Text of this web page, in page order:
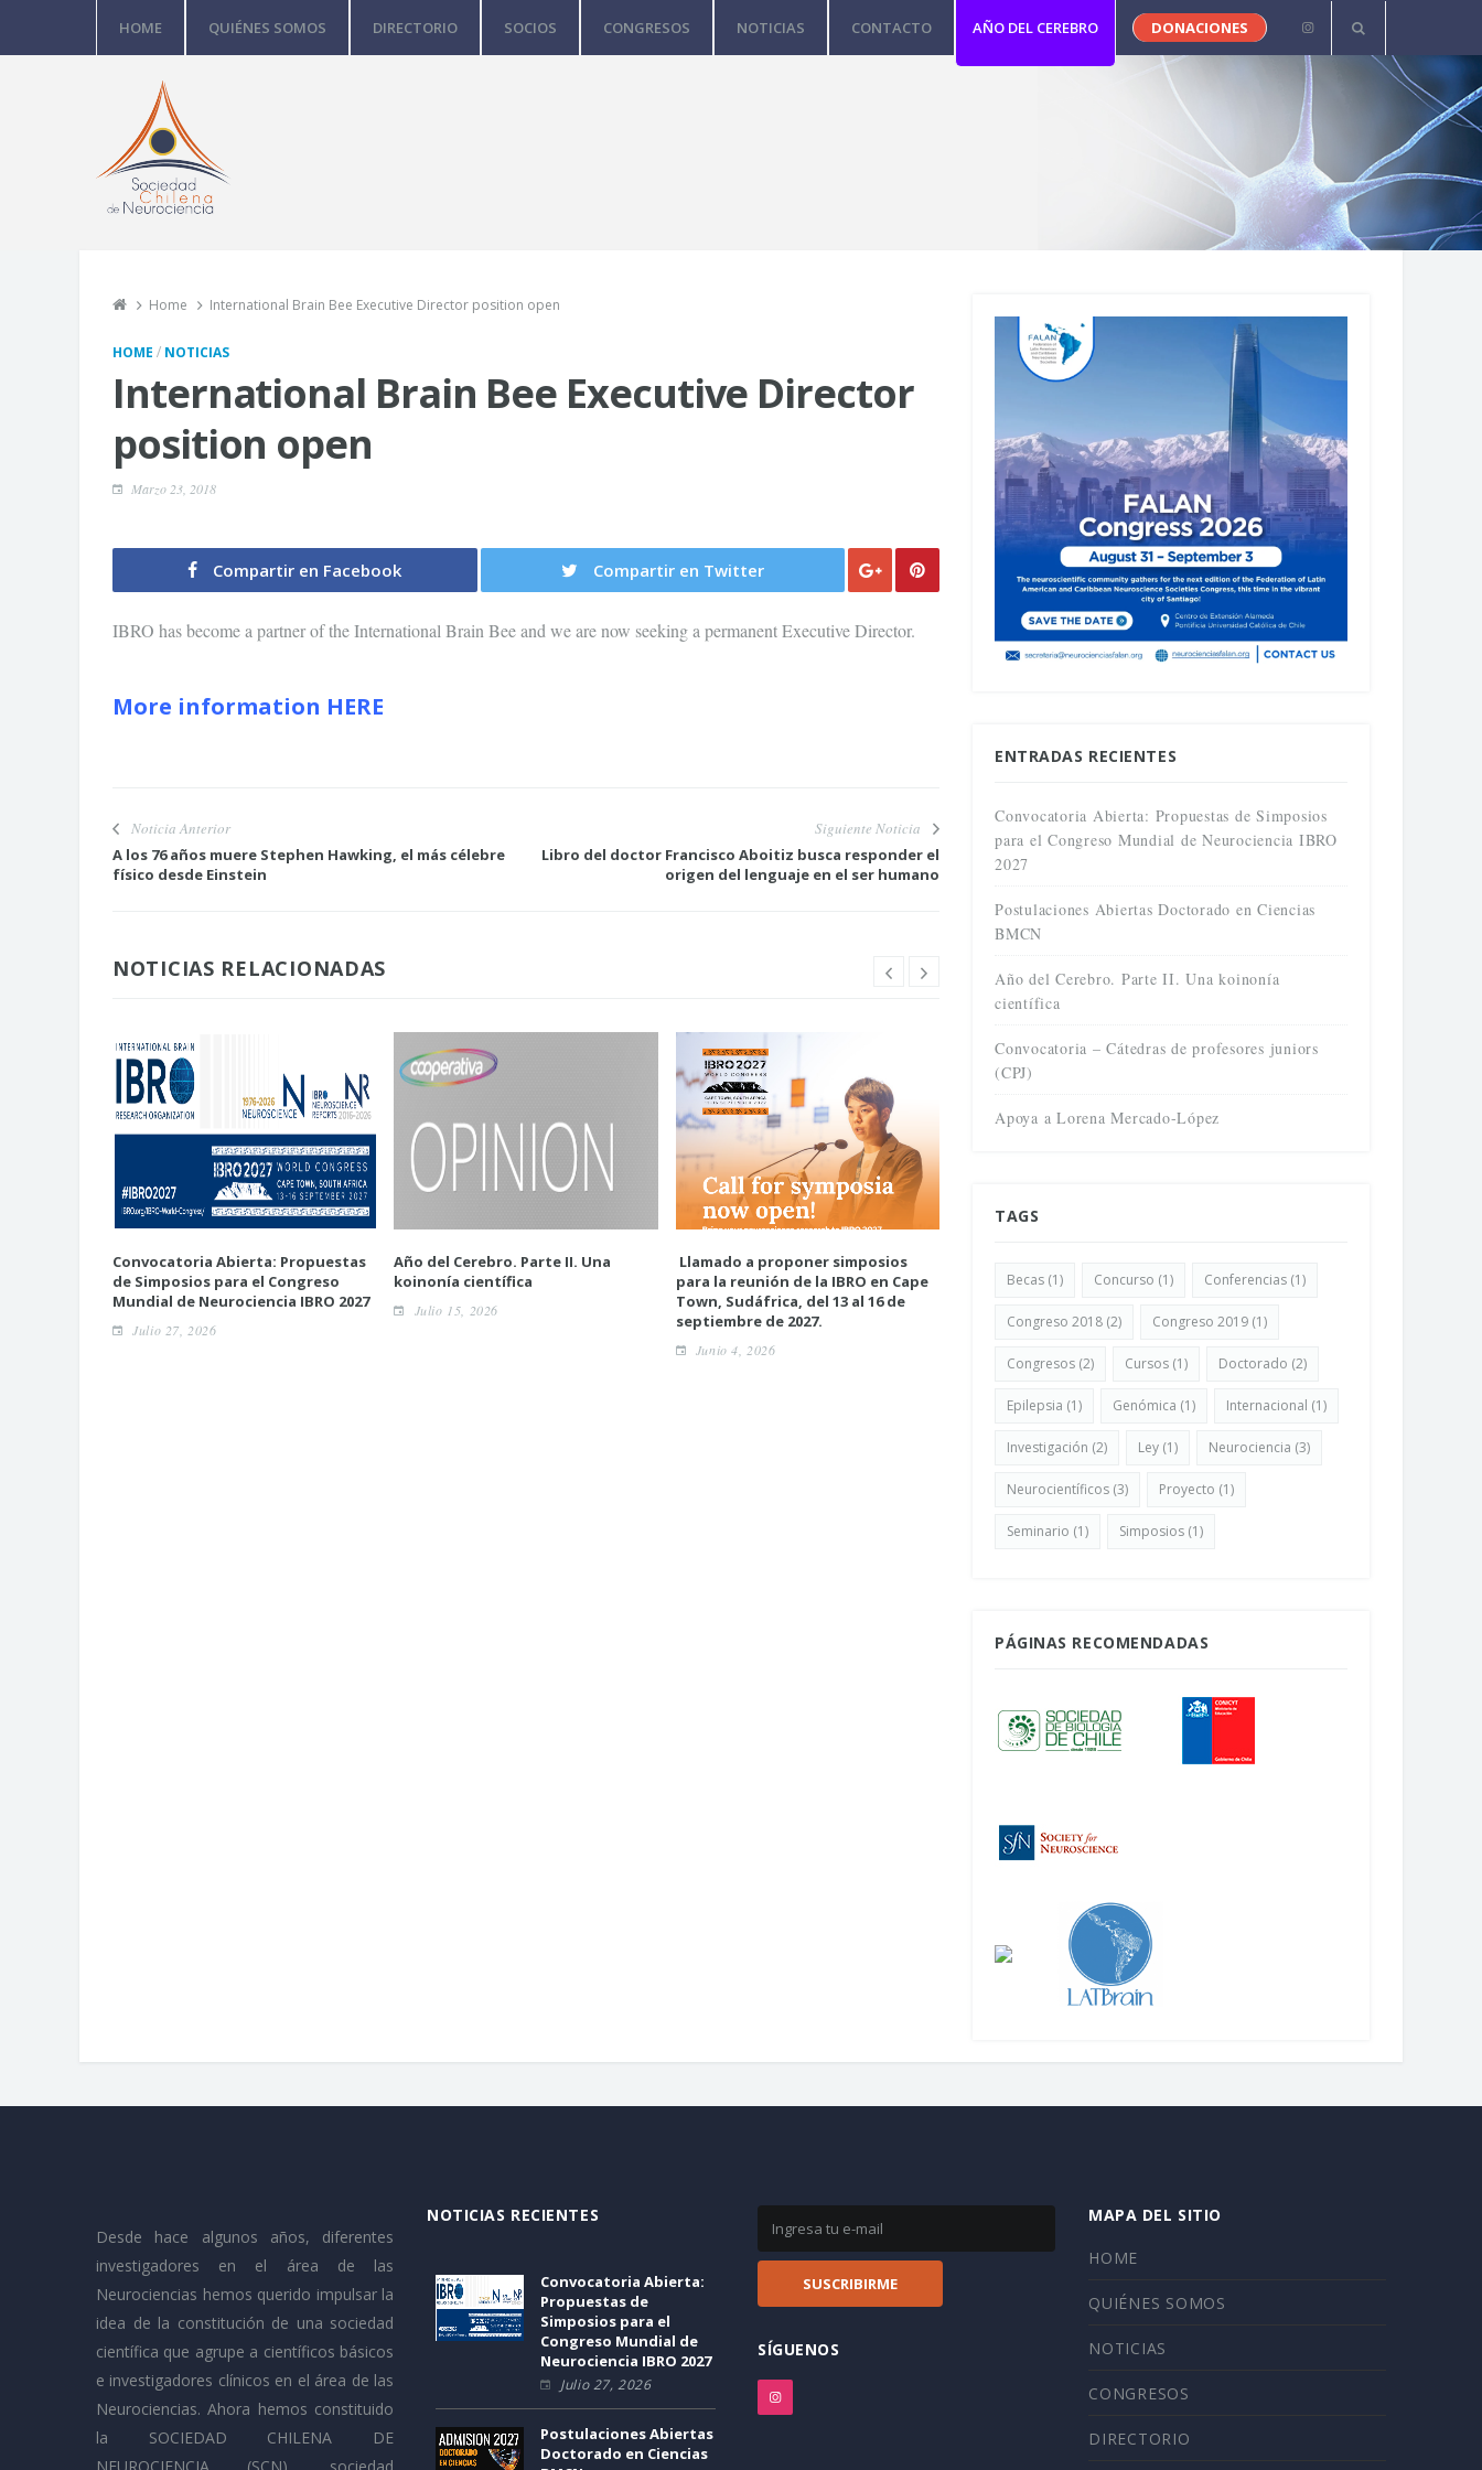
HOME QUIÉNES SOMOS DIRECTORIO SOCIOS CONGRESOS NOTICIAS CONTACTO AÑO DEL CEREBRO DONACIONES
Home International Brain Bee Executive Director position open
HOME / NOTICIAS
International Brain Bee Executive Director
position open
Marzo 23, 2018
Compartir en Facebook Compartir en Twitter
IBRO has become a partner of the International Brain Bee and we are now seeking a permanent Executive Director.
More information HERE
Noticia Anterior
A los 76 años muere Stephen Hawking, el más célebre
físico desde Einstein
Siguiente Noticia
Libro del doctor Francisco Aboitiz busca responder el
origen del lenguaje en el ser humano
NOTICIAS RELACIONADAS
Convocatoria Abierta: Propuestas
de Simposios para el Congreso
Mundial de Neurociencia IBRO 2027
Julio 27, 2026
Año del Cerebro. Parte II. Una
koinonía científica
Julio 15, 2026
Llamado a proponer simposios
para la reunión de la IBRO en Cape
Town, Sudáfrica, del 13 al 16 de
septiembre de 2027.
Junio 4, 2026
neurocientífico en Chile
Abril 22, 2026
ENTRADAS RECIENTES
Convocatoria Abierta: Propuestas de Simposios
para el Congreso Mundial de Neurociencia IBRO
2027
Postulaciones Abiertas Doctorado en Ciencias
BMCN
Año del Cerebro. Parte II. Una koinonía
científica
Convocatoria – Cátedras de profesores juniors
(CPJ)
Apoya a Lorena Mercado-López
TAGS
Becas (1) Concurso (1) Conferencias (1)
Congreso 2018 (2) Congreso 2019 (1)
Congresos (2) Cursos (1) Doctorado (2)
Epilepsia (1) Genómica (1) Internacional (1)
Investigación (2) Ley (1) Neurociencia (3)
Neurocientíficos (3) Proyecto (1)
Seminario (1) Simposios (1)
PÁGINAS RECOMENDADAS
Desde hace algunos años, diferentes
investigadores en el área de las
Neurociencias hemos querido impulsar la
idea de la constitución de una sociedad
científica que agrupe a científicos básicos
e investigadores clínicos en el área de las
Neurociencias. Ahora hemos constituido
la SOCIEDAD CHILENA DE
NOTICIAS RECIENTES
Convocatoria Abierta:
Propuestas de
Simposios para el
Congreso Mundial de
Neurociencia IBRO 2027
Julio 27, 2026
Postulaciones Abiertas
Doctorado en Ciencias
SÍGUENOS
MAPA DEL SITIO
HOME
QUIÉNES SOMOS
NOTICIAS
CONGRESOS
DIRECTORIO